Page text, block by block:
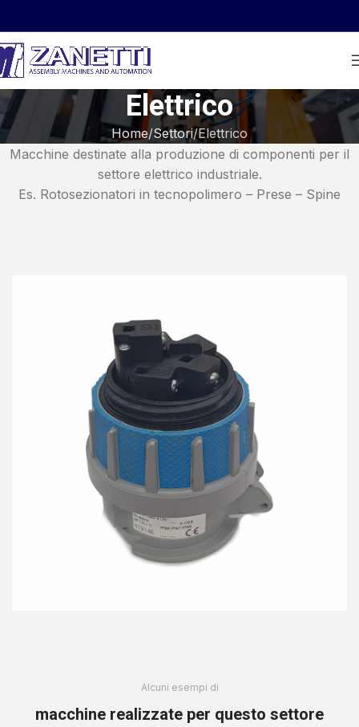
Elettrico
Home Settori Elettrico
Macchine destinate alla produzione di componenti per il
settore elettrico industriale.
Es. Rotosezionatori in tecnopolimero – Prese – Spine
Alcuni esempi di
macchine realizzate per questo settore